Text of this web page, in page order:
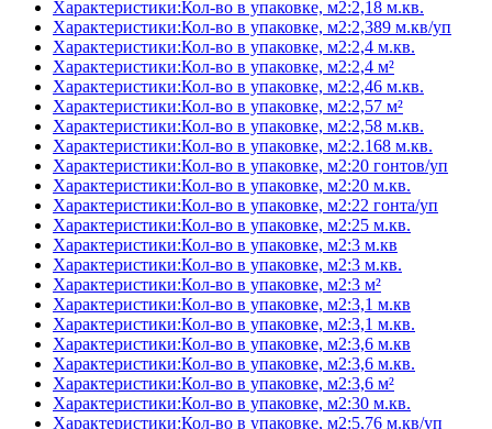
Характеристики:Кол-во в упаковке, м2:2,18 м.кв.
Характеристики:Кол-во в упаковке, м2:2,389 м.кв/уп
Характеристики:Кол-во в упаковке, м2:2,4 м.кв.
Характеристики:Кол-во в упаковке, м2:2,4 м²
Характеристики:Кол-во в упаковке, м2:2,46 м.кв.
Характеристики:Кол-во в упаковке, м2:2,57 м²
Характеристики:Кол-во в упаковке, м2:2,58 м.кв.
Характеристики:Кол-во в упаковке, м2:2.168 м.кв.
Характеристики:Кол-во в упаковке, м2:20 гонтов/уп
Характеристики:Кол-во в упаковке, м2:20 м.кв.
Характеристики:Кол-во в упаковке, м2:22 гонта/уп
Характеристики:Кол-во в упаковке, м2:25 м.кв.
Характеристики:Кол-во в упаковке, м2:3 м.кв
Характеристики:Кол-во в упаковке, м2:3 м.кв.
Характеристики:Кол-во в упаковке, м2:3 м²
Характеристики:Кол-во в упаковке, м2:3,1 м.кв
Характеристики:Кол-во в упаковке, м2:3,1 м.кв.
Характеристики:Кол-во в упаковке, м2:3,6 м.кв
Характеристики:Кол-во в упаковке, м2:3,6 м.кв.
Характеристики:Кол-во в упаковке, м2:3,6 м²
Характеристики:Кол-во в упаковке, м2:30 м.кв.
Характеристики:Кол-во в упаковке, м2:5,76 м.кв/уп